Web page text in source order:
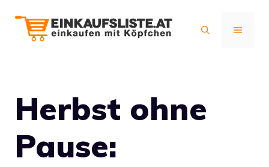
Inhalt
MENÜ
Herbst ohne
Pause: